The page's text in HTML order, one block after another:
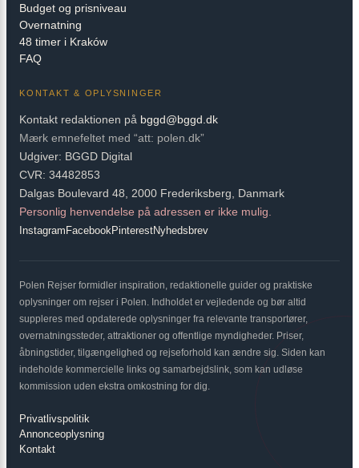
Budget og prisniveau
Overnatning
48 timer i Kraków
FAQ
KONTAKT & OPLYSNINGER
Kontakt redaktionen på bggd@bggd.dk
Mærk emnefeltet med “att: polen.dk”
Udgiver: BGGD Digital
CVR: 34482853
Dalgas Boulevard 48, 2000 Frederiksberg, Danmark
Personlig henvendelse på adressen er ikke mulig.
Instagram Facebook PinterestNyhedsbrev
Polen Rejser formidler inspiration, redaktionelle guider og praktiske
oplysninger om rejser i Polen. Indholdet er vejledende og bør altid
suppleres med opdaterede oplysninger fra relevante transportører,
overnatningssteder, attraktioner og offentlige myndigheder. Priser,
åbningstider, tilgængelighed og rejseforhold kan ændre sig. Siden kan
indeholde kommercielle links og samarbejdslink, som kan udløse
kommission uden ekstra omkostning for dig.
Privatlivspolitik
Annonceoplysning
Kontakt